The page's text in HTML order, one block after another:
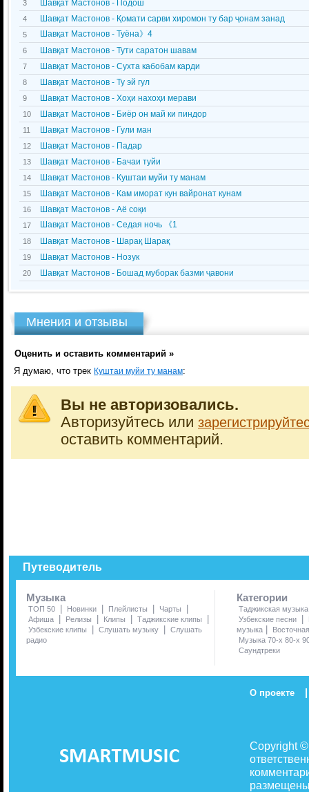
3 Шавқат Мастонов - Подош
4 Шавқат Мастонов - Қомати сарви хиромон ту бар ҷонам занад
5 Шавқат Мастонов - Туёна》4
6 Шавқат Мастонов - Тути саратон шавам
7 Шавқат Мастонов - Сухта кабобам карди
8 Шавқат Мастонов - Ту эй гул
9 Шавқат Мастонов - Хоҳи нахоҳи мерави
10 Шавқат Мастонов - Биёр он май ки пиндор
11 Шавқат Мастонов - Гули ман
12 Шавқат Мастонов - Падар
13 Шавқат Мастонов - Бачаи туйи
14 Шавқат Мастонов - Куштаи муйи ту манам
15 Шавқат Мастонов - Кам иморат кун вайронат кунам
16 Шавқат Мастонов - Аё соқи
17 Шавқат Мастонов - Седая ночь 《1
18 Шавқат Мастонов - Шарақ Шарақ
19 Шавқат Мастонов - Нозук
20 Шавқат Мастонов - Бошад муборак базми ҷавони
Мнения и отзывы
Оценить и оставить комментарий »
Я думаю, что трек Куштаи муйи ту манам:
Вы не авторизовались.
Авторизуйтесь или
оставить комментарий.
Путеводитель
Музыка
ТОП 50 | Новинки | Плейлисты | Чарты |
Афиша | Релизы | Клипы | Таджикские клипы |
Узбекские клипы | Слушать музыку | Слушать
радио
Категории
Таджикская музыка
Узбекские песни
|
музыка |
Музыка 70-х 80-х
Саундтреки
О проекте |
Copyright
размещены